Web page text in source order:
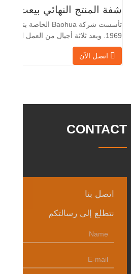
لأن الصناعة المحلية ليست مثالية، فإننا نريد
الاستيراد والتصدير مباشرة مع العملاء
الأجانب،
شفة المنتج النهائي بيعت
تأسست شركة Baohua الخاصة بنا في عام
1969. وبعد ثلاثة أجيال من العمل الشاق،
وتوليد طاقة الرياح وقطع
اتصل الآن
CONTACT
اتصل بنا
نتطلع إلى رسالتكم